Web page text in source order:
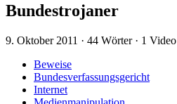
Bundestrojaner
9. Oktober 2011 · 44 Wörter · 1 Video
Beweise
Bundesverfassungsgericht
Internet